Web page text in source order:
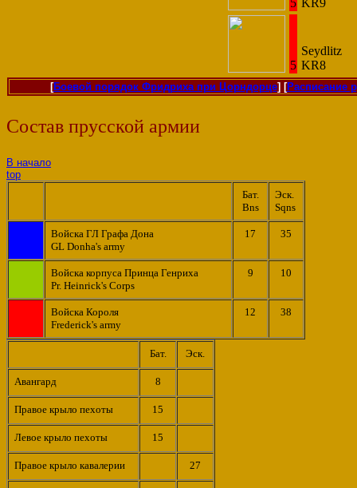
5 KR9
5
Seydlitz
KR8
[Боевой порядок Фридриха при Цорндорце] [Расписание
Состав прусской армии
В начало
top
Бат.
Bns
Эск.
Sqns
Войска ГЛ Графа Дона
GL Donha's army
17 35
Войска корпуса Принца Генриха
Pr. Heinrick's Corps
9 10
Войска Короля
Frederick's army
12 38
Бат. Эск.
Авангард 8
Правое крыло пехоты 15
Левое крыло пехоты 15
Правое крыло кавалерии 27